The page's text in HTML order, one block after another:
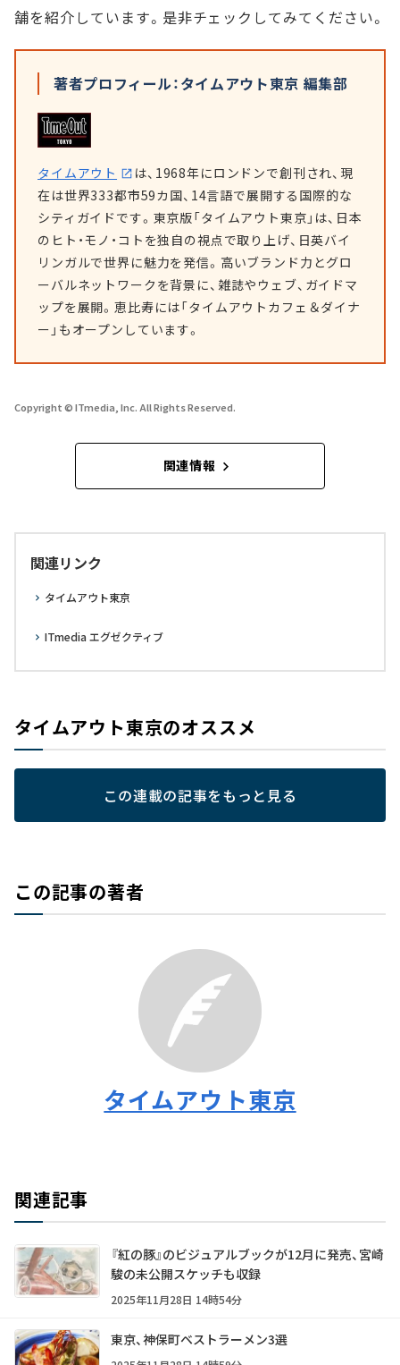
舗を紹介しています。是非チェックしてみてください。
著者プロフィール：タイムアウト東京 編集部
タイムアウト
は、1968年にロンドンで創刊され、現
在は世界333都市59カ国、14言語で展開する国際的な
シティガイドです。東京版「タイムアウト東京」は、日本
のヒト・モノ・コトを独自の視点で取り上げ、日英バイ
リンガルで世界に魅力を発信。高いブランド力とグロ
ーバルネットワークを背景に、雑誌やウェブ、ガイドマ
ップを展開。恵比寿には「タイムアウトカフェ＆ダイナ
ー」もオープンしています。
Copyright © ITmedia, Inc. All Rights Reserved.
関連情報
関連リンク
タイムアウト東京
ITmedia エグゼクティブ
タイムアウト東京のオススメ
この連載の記事をもっと見る
この記事の著者
タイムアウト東京
関連記事
『紅の豚』のビジュアルブックが12月に発売、宮崎
駿の未公開スケッチも収録
2025年11月28日 14時54分
東京、神保町ベストラーメン3選